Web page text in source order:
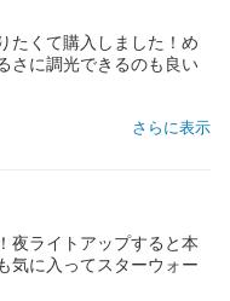
たくて購入しました！め
さに調光できるのも良い
さらに表示
夜ライトアップすると本
気に入ってスターウォー